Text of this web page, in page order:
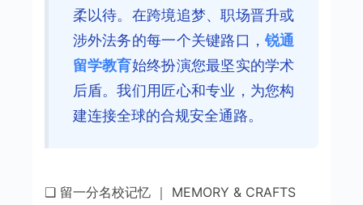
柔以待。在跨境追梦、职场晋升或
涉外法务的每一个关键路口，锐通
留学教育始终扮演您最坚实的学术
后盾。我们用匠心和专业，为您构
建连接全球的合规安全通路。
❑ 留一分名校记忆 ｜ MEMORY & CRAFTS